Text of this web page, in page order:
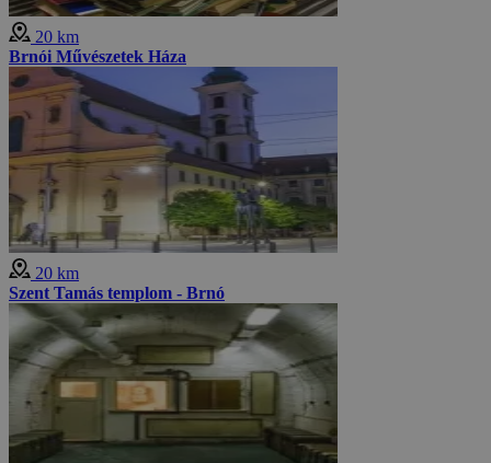
20 km
Brnói Művészetek Háza
20 km
Szent Tamás templom - Brnó